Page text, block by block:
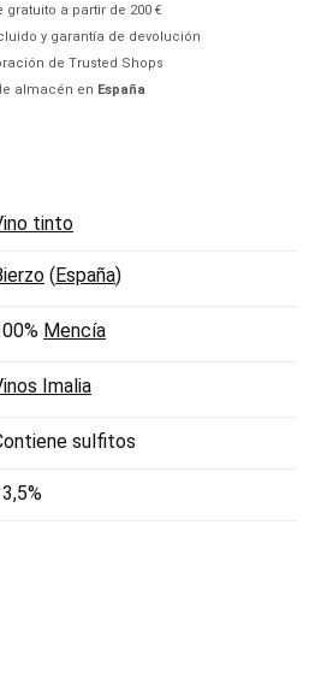
gratuito a partir de 200 €
y garantía de devolución
de Trusted Shops
almacén en España
tinto
(España)
Mencía
Imalia
sulfitos